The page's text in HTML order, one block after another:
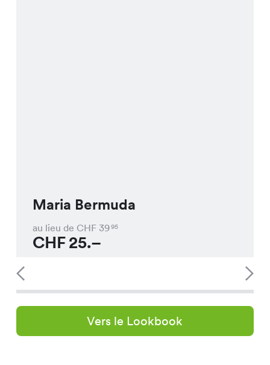
Maria Bermuda
au lieu de CHF 3995
CHF25.–
Vers le Lookbook